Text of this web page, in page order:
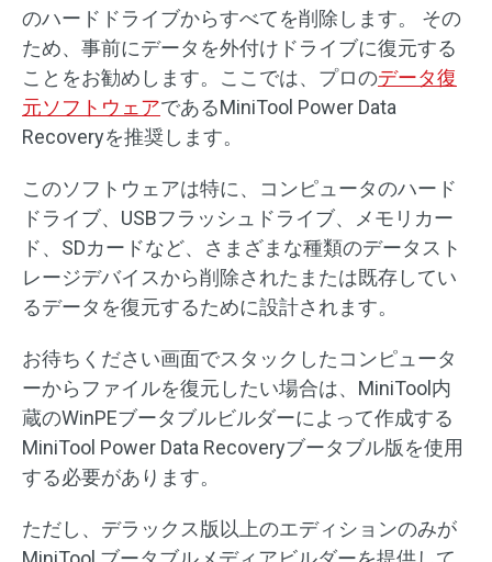
のハードドライブからすべてを削除します。 その
ため、事前にデータを外付けドライブに復元する
ことをお勧めします。ここでは、プロのデータ復
元ソフトウェアであるMiniTool Power Data
Recoveryを推奨します。
このソフトウェアは特に、コンピュータのハード
ドライブ、USBフラッシュドライブ、メモリカー
ド、SDカードなど、さまざまな種類のデータスト
レージデバイスから削除されたまたは既存してい
るデータを復元するために設計されます。
お待ちください画面でスタックしたコンピュータ
ーからファイルを復元したい場合は、MiniTool内
蔵のWinPEブータブルビルダーによって作成する
MiniTool Power Data Recoveryブータブル版を使用
する必要があります。
ただし、デラックス版以上のエディションのみが